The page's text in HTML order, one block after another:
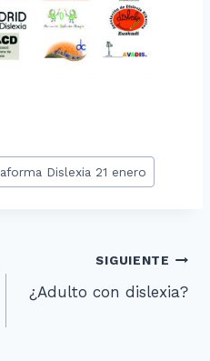
Dislexia 21 enero
SIGUIENTE
¿Adulto con dislexia?